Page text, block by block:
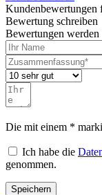
Kundenbewertungen
Bewertung schreiben
Bewertungen
Die mit einem *
Ich habe die
genommen.
Speichern